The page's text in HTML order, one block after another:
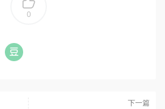
0
下一篇